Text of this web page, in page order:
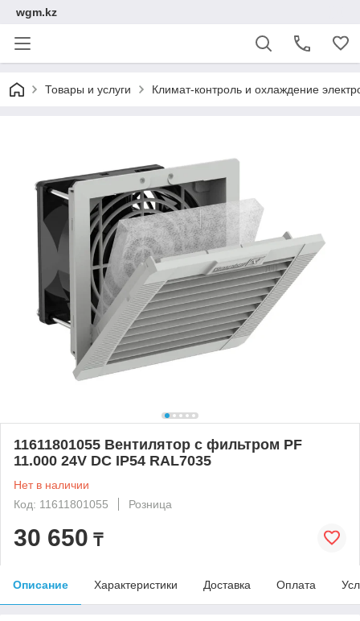
wgm.kz
Товары и услуги Климат-контроль и охлаждение
11611801055 Вентилятор с фильтром PF
11.000 24V DC IP54 RAL7035
Нет в наличии
Код: 11611801055
Розница
30 650 ₸
Описание Характеристики Доставка Оплата